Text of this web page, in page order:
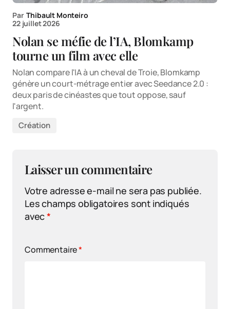
Par Thibault Monteiro
22 juillet 2026
Nolan se méfie de l’IA, Blomkamp
tourne un film avec elle
Nolan compare l'IA à un cheval de Troie, Blomkamp
génère un court-métrage entier avec Seedance 2.0 :
deux paris de cinéastes que tout oppose, sauf
l'argent.
Création
Laisser un commentaire
Votre adresse e-mail ne sera pas publiée.
Les champs obligatoires sont indiqués
avec*
Commentaire*